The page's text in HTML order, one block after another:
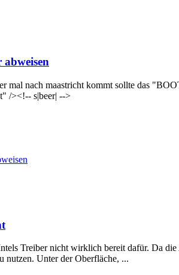
abweisen
mal nach maastricht kommt sollte das
/><!-- s|beer| -->
Treiber nicht wirklich bereit dafür. Da
nutzen. Unter der Oberfläche, ...